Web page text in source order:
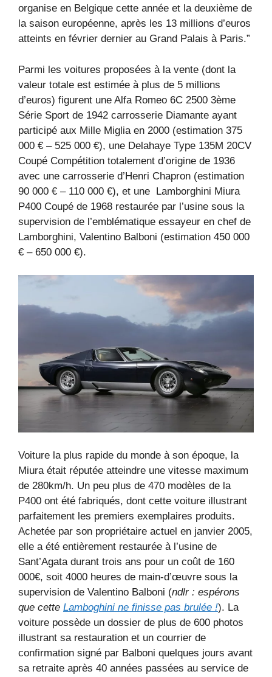
organise en Belgique cette année et la deuxième de
la saison européenne, après les 13 millions d’euros
atteints en février dernier au Grand Palais à Paris.”
Parmi les voitures proposées à la vente (dont la
valeur totale est estimée à plus de 5 millions
d’euros) figurent une Alfa Romeo 6C 2500 3ème
Série Sport de 1942 carrosserie Diamante ayant
participé aux Mille Miglia en 2000 (estimation 375
000 € – 525 000 €), une Delahaye Type 135M 20CV
Coupé Compétition totalement d’origine de 1936
avec une carrosserie d’Henri Chapron (estimation
90 000 € – 110 000 €), et une Lamborghini Miura
P400 Coupé de 1968 restaurée par l’usine sous la
supervision de l’emblématique essayeur en chef de
Lamborghini, Valentino Balboni (estimation 450 000
€ – 650 000 €).
Voiture la plus rapide du monde à son époque, la
Miura était réputée atteindre une vitesse maximum
de 280km/h. Un peu plus de 470 modèles de la
P400 ont été fabriqués, dont cette voiture illustrant
parfaitement les premiers exemplaires produits.
Achetée par son propriétaire actuel en janvier 2005,
elle a été entièrement restaurée à l’usine de
Sant’Agata durant trois ans pour un coût de 160
000€, soit 4000 heures de main-d’œuvre sous la
supervision de Valentino Balboni (ndlr : espérons
que cette Lamboghini ne finisse pas brulée !). La
voiture possède un dossier de plus de 600 photos
illustrant sa restauration et un courrier de
confirmation signé par Balboni quelques jours avant
sa retraite après 40 années passées au service de